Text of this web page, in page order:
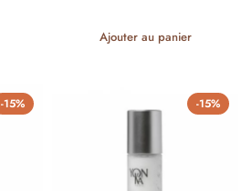
Ajouter au panier
-15% -15%